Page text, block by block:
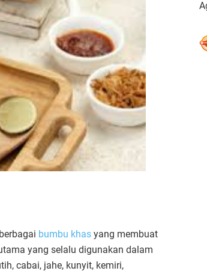
bumbu khas yang membuat
yang selalu digunakan dalam
cabai, jahe, kunyit, kemiri,